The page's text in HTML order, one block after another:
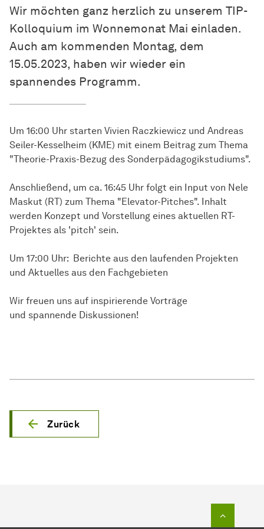
Wir möchten ganz herzlich zu unserem TIP-
Kolloquium im Wonnemonat Mai einladen.
Auch am kommenden Montag, dem
15.05.2023, haben wir wieder ein
spannendes Programm.
Um 16:00 Uhr starten Vivien Raczkiewicz und Andreas
Seiler-Kesselheim (KME) mit einem Beitrag zum Thema
"Theorie-Praxis-Bezug des Sonderpädagogikstudiums".
Anschließend, um ca. 16:45 Uhr folgt ein Input von Nele
Maskut (RT) zum Thema "Elevator-Pitches". Inhalt
werden Konzept und Vorstellung eines aktuellen RT-
Projektes als 'pitch' sein.
Um 17:00 Uhr: Berichte aus den laufenden Projekten
und Aktuelles aus den Fachgebieten
Wir freuen uns auf inspirierende Vorträge
und spannende Diskussionen!
Zurück